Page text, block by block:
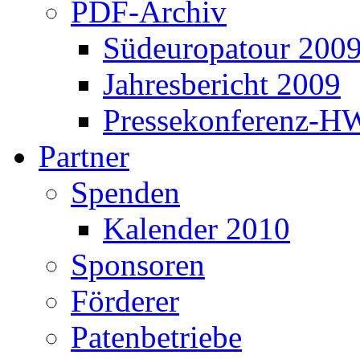
PDF-Archiv
Südeuropatour
Jahresbericht 2009
Pressekonferenz-
Partner
Spenden
Kalender 2010
Sponsoren
Förderer
Patenbetriebe